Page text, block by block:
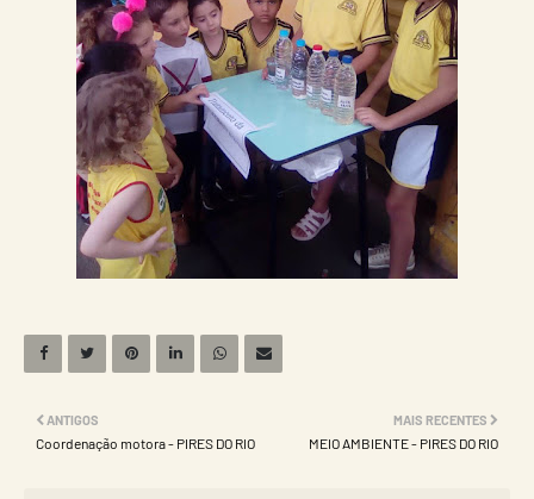
MAIS RECENTES
MEIO AMBIENTE - PIRES DO RIO
ANTIGOS
Coordenação motora - PIRES DO RIO